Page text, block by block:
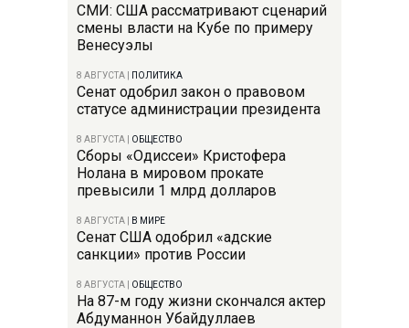
СМИ: США рассматривают сценарий
смены власти на Кубе по примеру
Венесуэлы
8 АВГУСТА ПОЛИТИКА
Сенат одобрил закон о правовом
статусе администрации президента
8 АВГУСТА ОБЩЕСТВО
Сборы «Одиссеи» Кристофера
Нолана в мировом прокате
превысили 1 млрд долларов
8 АВГУСТА В МИРЕ
Сенат США одобрил «адские
санкции» против России
8 АВГУСТА ОБЩЕСТВО
На 87-м году жизни скончался актер
Абдуманнон Убайдуллаев